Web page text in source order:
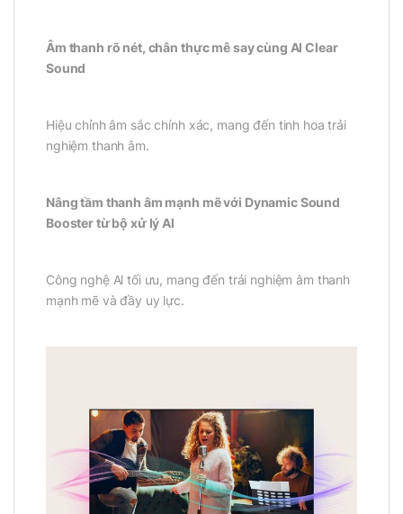
Âm thanh rõ nét, chân thực mê say cùng Al Clear
Sound
Hiệu chỉnh âm sắc chính xác, mang đến tinh hoa trải
nghiệm thanh âm.
Nâng tầm thanh âm mạnh mẽ với Dynamic Sound
Booster từ bộ xử lý Al
Công nghệ Al tối ưu, mang đến trải nghiệm âm thanh
mạnh mẽ và đầy uy lực.